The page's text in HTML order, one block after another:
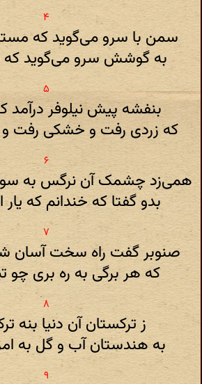
سمن با سرو می‌گوید که
به گوشش سرو می‌گوید که
بنفشه پیش نیلوفر درآمد
که زردی رفت و خشکی رفت و
همی‌زد چشمک آن نرگس به
بدو گفتا که خندانم که یار
صنوبر گفت راه سخت آسان
که هر برگی به ره بری چو
ز ترکستان آن دنیا بنه
به هندستان آب و گل به